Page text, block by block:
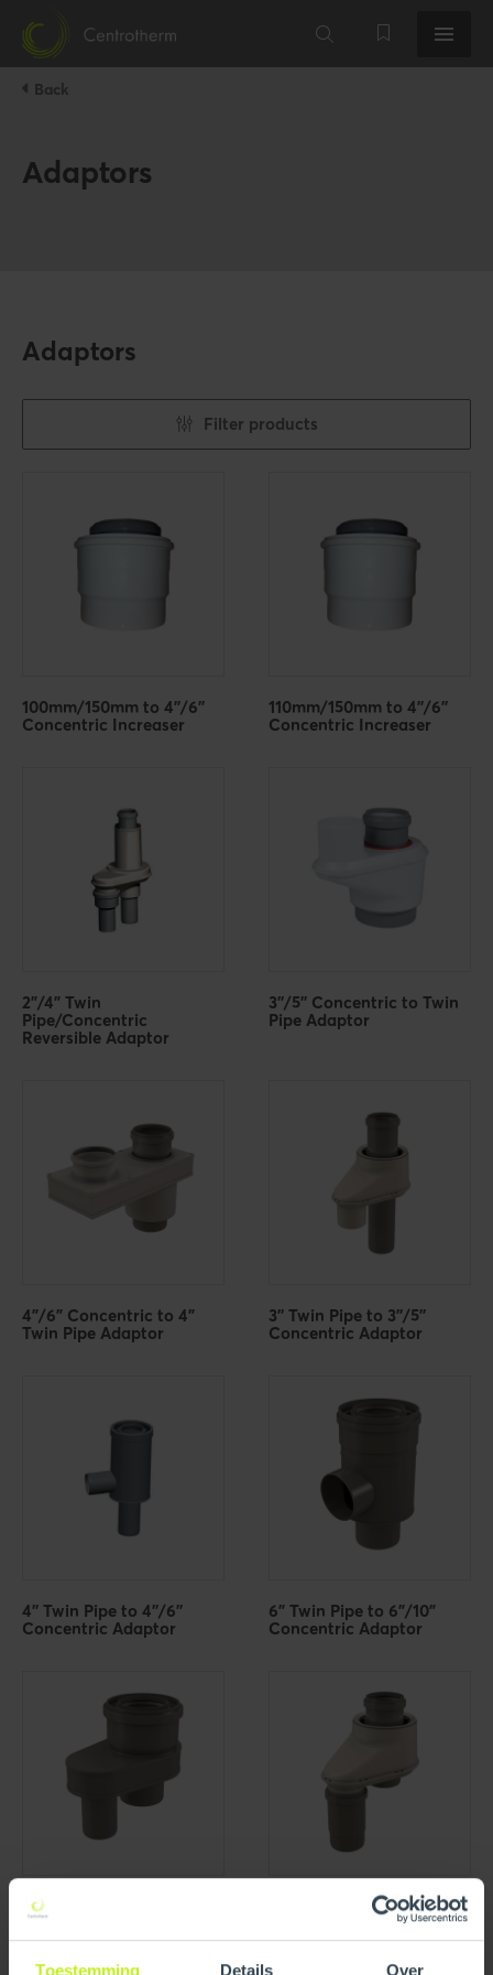
Toestemming Details Over
Back
Adaptors
Adaptors
Filter products
100mm/150mm to 4''/6''
Concentric Increaser
110mm/150mm to 4''/6''
Concentric Increaser
2"/4" Twin
Pipe/Concentric
Reversible Adaptor
3''/5'' Concentric to Twin
Pipe Adaptor
4"/6" Concentric to 4"
Twin Pipe Adaptor
3'' Twin Pipe to 3''/5''
Concentric Adaptor
4'' Twin Pipe to 4''/6''
Concentric Adaptor
6" Twin Pipe to 6"/10"
Concentric Adaptor
Viessmann CU3A 45/57 -
3'' Air Intake and 4"
Exhaust to 4''/6''
Concentric Adaptor
Viessmann CU3A 26/35 -
3'' Twin Pipe to 3''/5''
Concentric Adaptor